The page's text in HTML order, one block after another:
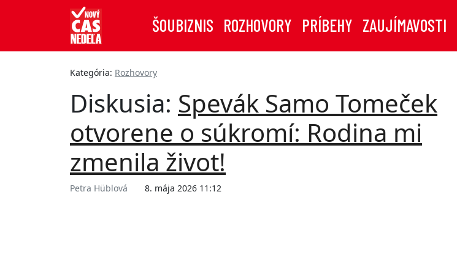
ŠOUBIZNIS ROZHOVORY PRÍBEHY ZAUJÍMAVOSTI
Kategória: Rozhovory
Diskusia: Spevák Samo Tomeček
otvorene o súkromí: Rodina mi
zmenila život!
Petra Hüblová 8. mája 2026 11:12